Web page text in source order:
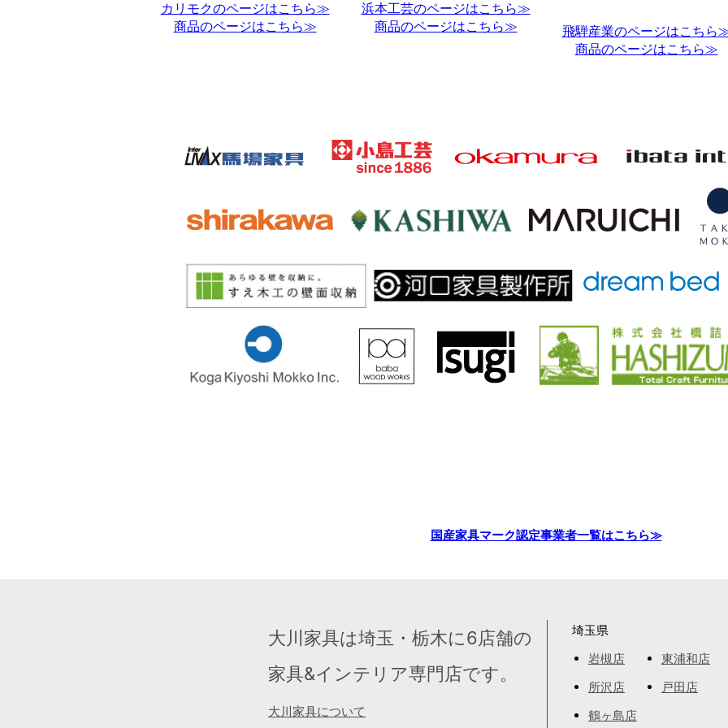
カリモクのページはこちら≫
商品のページはこちら≫
浜本工芸のページはこちら≫
商品のページはこちら≫
飛騨産業のページはこちら
商品のページはこちら≫
国産家具マーク認定事業者一覧はこちら≫
大川家具は埼玉・栃木に6店舗の
家具&インテリア専門店です。
大川家具について
埼玉県
岩槻店
東浦和店
所沢店
戸田店
鶴ヶ島店